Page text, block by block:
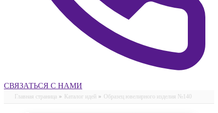
СВЯЗАТЬСЯ С НАМИ
Главная страница » Каталог идей » Образец ювелирного изделия №140